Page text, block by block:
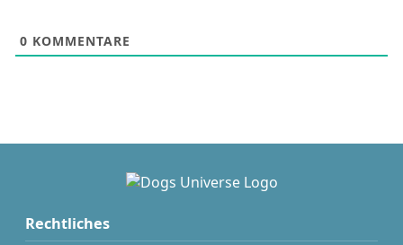
0 KOMMENTARE
Rechtliches